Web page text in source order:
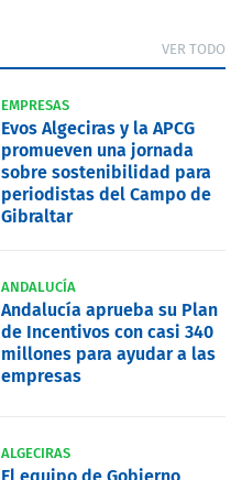
VER TODO
EMPRESAS
Evos Algeciras y la APCG
promueven una jornada
sobre sostenibilidad para
periodistas del Campo de
Gibraltar
ANDALUCÍA
Andalucía aprueba su Plan
de Incentivos con casi 340
millones para ayudar a las
empresas
ALGECIRAS